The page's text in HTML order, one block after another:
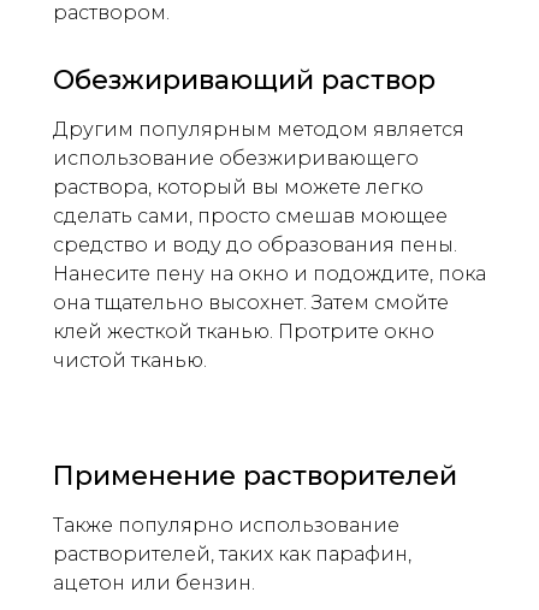
раствором.
Обезжиривающий раствор
Другим популярным методом является
использование обезжиривающего
раствора, который вы можете легко
сделать сами, просто смешав моющее
средство и воду до образования пены.
Нанесите пену на окно и подождите, пока
она тщательно высохнет. Затем смойте
клей жесткой тканью. Протрите окно
чистой тканью.
Применение растворителей
Также популярно использование
растворителей, таких как парафин,
ацетон или бензин.